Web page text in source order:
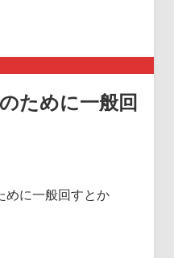
ために一般回